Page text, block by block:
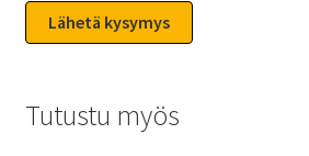
Tutustu myös